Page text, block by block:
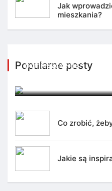
Jak
mieszkania?
Popularne posty
pomieszczenie?
Co zrobić,
Jakie są